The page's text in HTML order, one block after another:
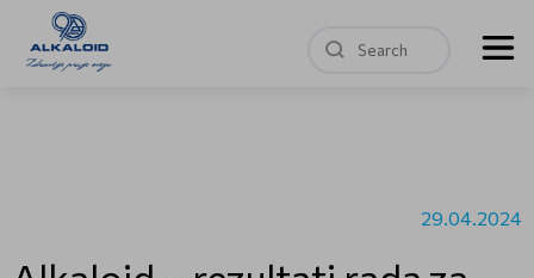
29.04.2024